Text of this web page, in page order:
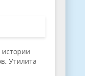
истории
Утилита